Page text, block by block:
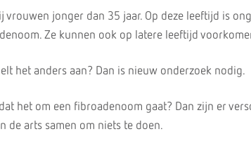
jonger dan 35 jaar. Op deze leeftijd is
Ze kunnen ook op latere leeftijd
het anders aan? Dan is nieuw onderzoek nodig.
het om een fibroadenoom gaat? Dan zijn er
de arts samen om niets te doen.